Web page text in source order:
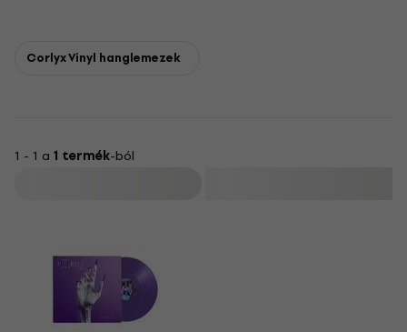
Corlyx Vinyl hanglemezek
1 - 1 a 1 termék-ból